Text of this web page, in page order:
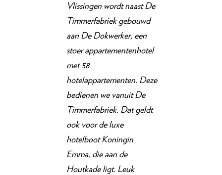
Vlissingen wordt naast De
Timmerfabriek gebouwd
aan De Dokwerker, een
stoer appartementenhotel
met 58
hotelappartementen. Deze
bedienen we vanuit De
Timmerfabriek. Dat geldt
ook voor de luxe
hotelboot Koningin
Emma, die aan de
Houtkade ligt. Leuk